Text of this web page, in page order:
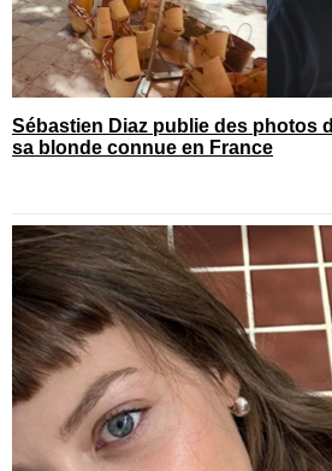
Sébastien Diaz publie des photos
sa blonde connue en France